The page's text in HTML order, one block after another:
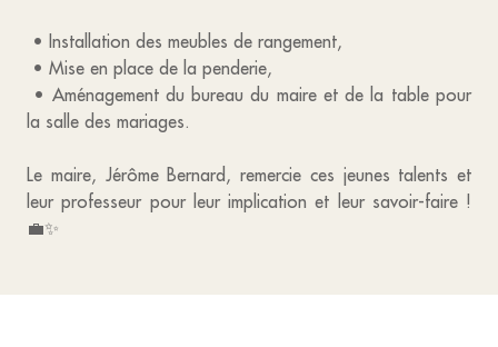
• Installation des meubles de rangement,
• Mise en place de la penderie,
• Aménagement du bureau du maire et de la table pour
la salle des mariages.
Le maire, Jérôme Bernard, remercie ces jeunes talents et
leur professeur pour leur implication et leur savoir-faire !
💼✨